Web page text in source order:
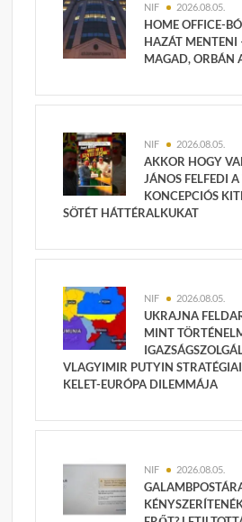
NIF 2026.08.05.
HOME OFFICE-
HAZÁT MENTENI
MAGAD, ORBÁN
NIF 2026.08.05.
AKKOR HOGY
JÁNOS FELFEDI
KONCEPCIÓS
SÖTÉT HÁTTÉRALKUKAT
NIF 2026.08.05.
UKRAJNA
MINT
VLAGYIMIR PUTYIN STRATÉGIAI
KELET-EURÓPA DILEMMÁJA
NIF 2026.08.05.